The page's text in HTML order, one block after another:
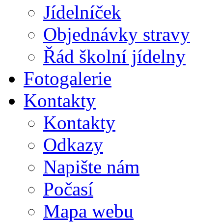
Jídelníček
Objednávky stravy
Řád školní jídelny
Fotogalerie
Kontakty
Kontakty
Odkazy
Napište nám
Počasí
Mapa webu